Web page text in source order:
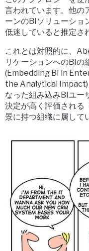
言われています。他の
ーンのBIソリューショ
低迷していると推定さ
これとは対照的に、
リケーションへのBIの
(Embedding BI in
the Analytical Impact)
なった組み込みBIユー
決定が高く評価される
景に持つ組織に属して